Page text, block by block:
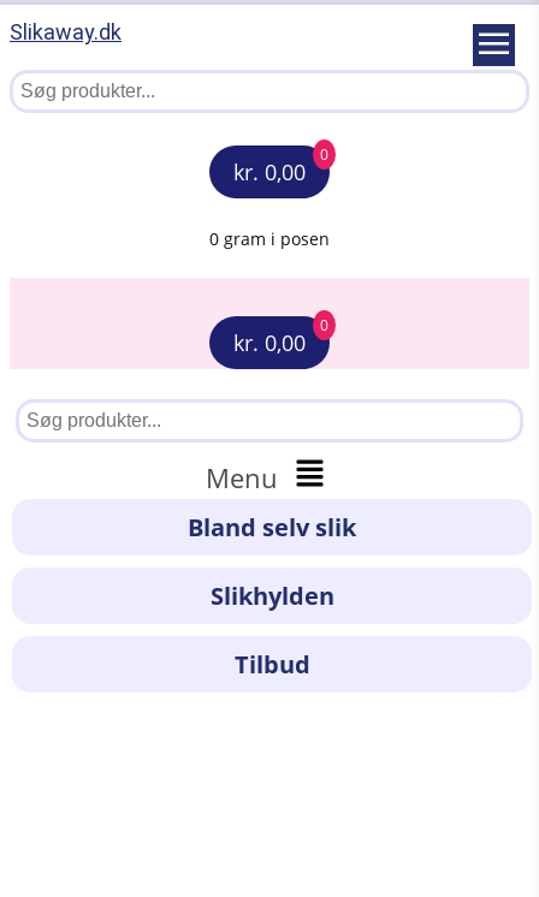
Slikaway.dk
kr. 0,00
0
0 gram i posen
kr. 0,00
0
Menu
Bland selv slik
Slikhylden
Tilbud